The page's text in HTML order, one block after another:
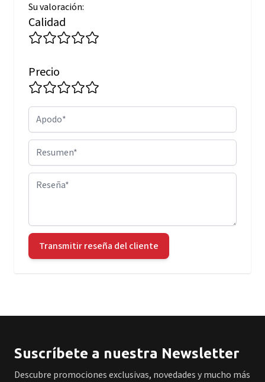
Su valoración:
Calidad
Precio
Apodo
Resumen
Reseña
Transmitir reseña del cliente
Suscríbete a nuestra Newsletter
Descubre promociones exclusivas, novedades y mucho más